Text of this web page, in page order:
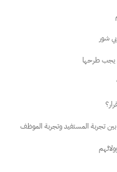
شور
يجب طرحها